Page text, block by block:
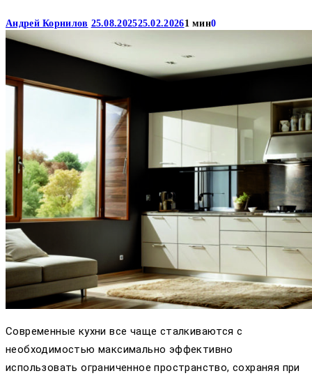
Андрей Корнилов 25.08.202525.02.20261 мин0
Современные кухни все чаще сталкиваются с
необходимостью максимально эффективно
использовать ограниченное пространство, сохраняя при